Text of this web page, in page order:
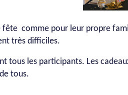
fête comme pour leur propre
très difficiles.
tous les participants. Les
tous.